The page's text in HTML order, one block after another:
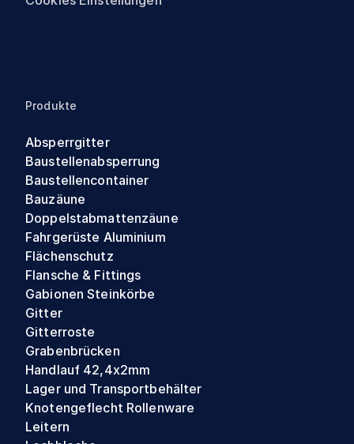
Produkte
Absperrgitter
Baustellenabsperrung
Baustellencontainer
Bauzäune
Doppelstabmattenzäune
Fahrgerüste Aluminium
Flächenschutz
Flansche & Fittings
Gabionen Steinkörbe
Gitter
Gitterroste
Grabenbrücken
Handlauf 42,4x2mm
Lager und Transportbehälter
Knotengeflecht Rollenware
Leitern